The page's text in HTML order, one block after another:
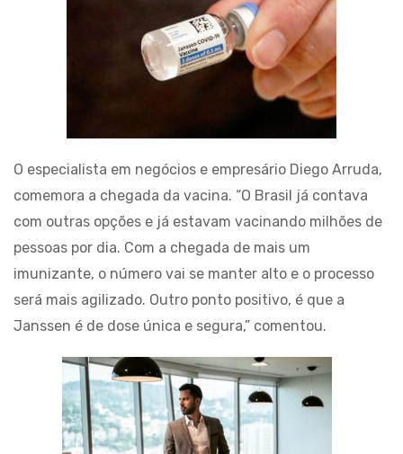
O especialista em negócios e empresário Diego Arruda,
comemora a chegada da vacina. “O Brasil já contava
com outras opções e já estavam vacinando milhões de
pessoas por dia. Com a chegada de mais um
imunizante, o número vai se manter alto e o processo
será mais agilizado. Outro ponto positivo, é que a
Janssen é de dose única e segura,” comentou.